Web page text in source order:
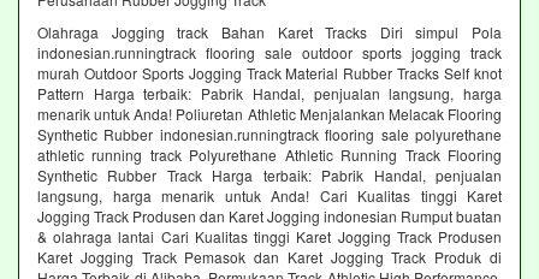
Olahraga Jogging track Bahan Karet Tracks Diri simpul Pola
indonesian.runningtrack flooring sale outdoor sports jogging track
murah Outdoor Sports Jogging Track Material Rubber Tracks Self knot
Pattern Harga terbaik: Pabrik Handal, penjualan langsung, harga
menarik untuk Anda! Poliuretan Athletic Menjalankan Melacak Flooring
Synthetic Rubber indonesian.runningtrack flooring sale polyurethane
athletic running track Polyurethane Athletic Running Track Flooring
Synthetic Rubber Track Harga terbaik: Pabrik Handal, penjualan
langsung, harga menarik untuk Anda! Cari Kualitas tinggi Karet
Jogging Track Produsen dan Karet Jogging indonesian Rumput buatan
& olahraga lantai Cari Kualitas tinggi Karet Jogging Track Produsen
Karet Jogging Track Pemasok dan Karet Jogging Track Produk di